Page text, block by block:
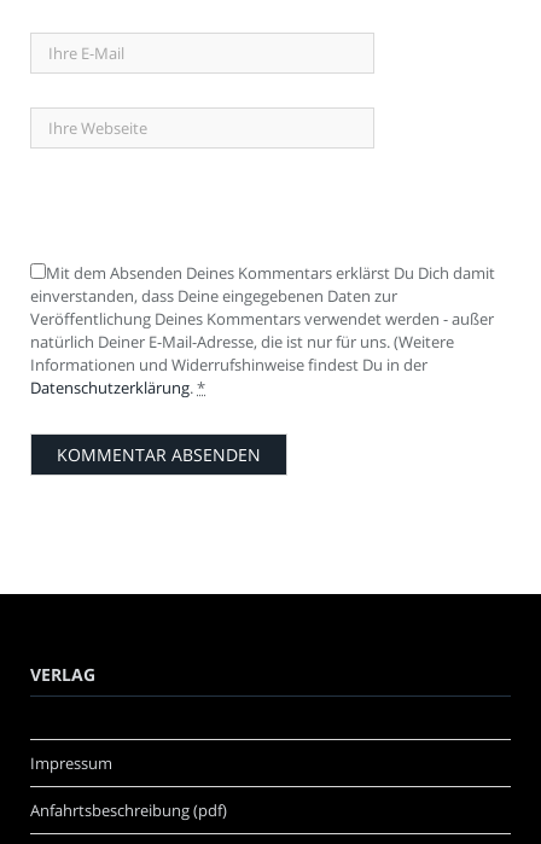
Mit dem Absenden Deines Kommentars erklärst Du Dich damit
einverstanden, dass Deine eingegebenen Daten zur
Veröffentlichung Deines Kommentars verwendet werden - außer
natürlich Deiner E-Mail-Adresse, die ist nur für uns. (Weitere
Informationen und Widerrufshinweise findest Du in der
Datenschutzerklärung.*
VERLAG
Impressum
Anfahrtsbeschreibung (pdf)